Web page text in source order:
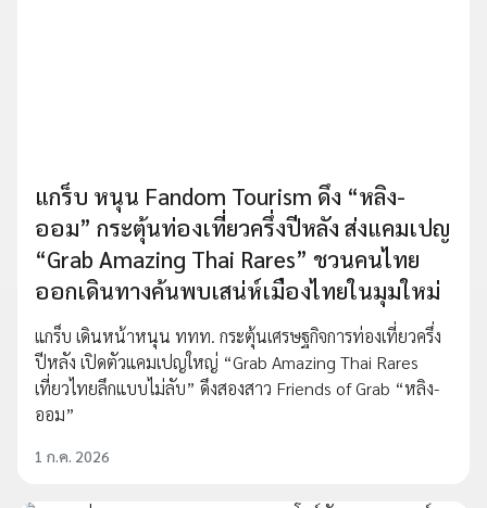
แกร็บ หนุน Fandom Tourism ดึง “หลิง-
ออม” กระตุ้นท่องเที่ยวครึ่งปีหลัง ส่งแคมเปญ
“Grab Amazing Thai Rares” ชวนคนไทย
ออกเดินทางค้นพบเสน่ห์เมืองไทยในมุมใหม่
แกร็บ เดินหน้าหนุน ททท. กระตุ้นเศรษฐกิจการท่องเที่ยวครึ่ง
ปีหลัง เปิดตัวแคมเปญใหญ่ “Grab Amazing Thai Rares
เที่ยวไทยลึกแบบไม่ลับ” ดึงสองสาว Friends of Grab “หลิง-
ออม”
1 ก.ค. 2026